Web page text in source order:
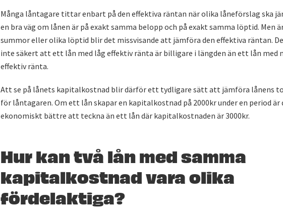
Många låntagare tittar enbart på den effektiva räntan när olika låneförslag ska
en bra väg om lånen är på exakt samma belopp och på exakt samma löptid. Men
summor eller olika löptid blir det missvisande att jämföra den effektiva räntan.
inte säkert att ett lån med låg effektiv ränta är billigare i längden än ett lån med
effektiv ränta.
Att se på lånets kapitalkostnad blir därför ett tydligare sätt att jämföra lånens
för låntagaren. Om ett lån skapar en kapitalkostnad på 2000kr under en period
ekonomiskt bättre att teckna än ett lån där kapitalkostnaden är 3000kr.
Hur kan två lån med samma
kapitalkostnad vara olika
fördelaktiga?